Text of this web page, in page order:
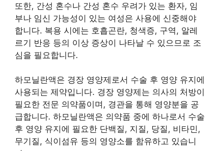
또한, 간성 혼수나 간성 혼수 우려가 있는 환자, 임
부나 임신 가능성이 있는 여성은 사용에 신중해야
합니다. 복용 시에는 호흡곤란, 청색증, 구역, 알레
르기 반응 등의 이상 증상이 나타날 수 있으므로 조
심을 필요합니다.
하모닐란액은 경장 영양제로서 수술 후 영양 유지에
사용되는 제약입니다. 경장 영양제는 의사의 처방이
필요한 전문 의약품이며, 경관을 통해 영양분을 공
급합니다. 하모닐란액은 의약품 중에 하나로서 수술
후 영양 유지에 필요한 단백질, 지질, 당질, 비타민,
무기질, 식이섬유 등의 영양소를 함유하고 있습니